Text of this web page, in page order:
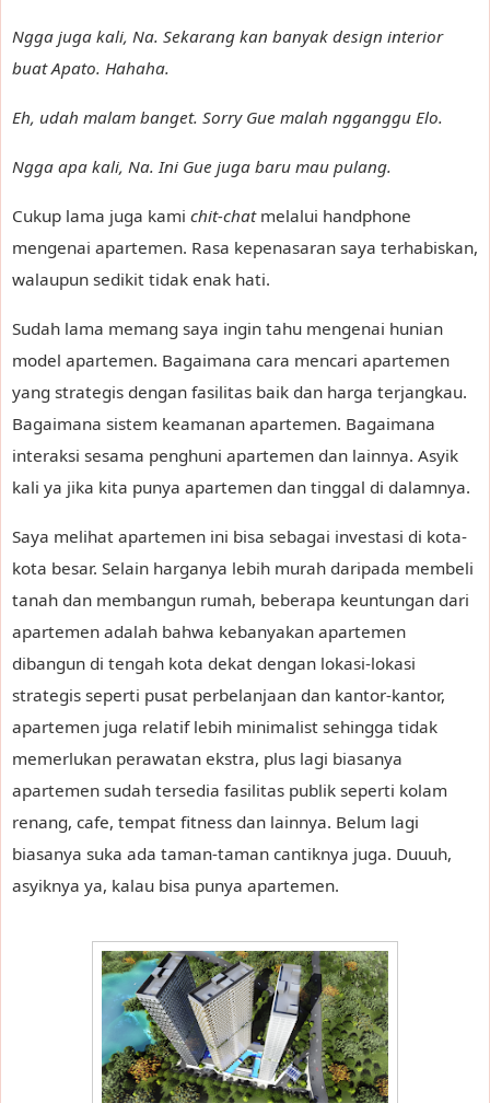
Ngga juga kali, Na. Sekarang kan banyak design interior
buat Apato. Hahaha.
Eh, udah malam banget. Sorry Gue malah ngganggu Elo.
Ngga apa kali, Na. Ini Gue juga baru mau pulang.
Cukup lama juga kami chit-chatmelalui handphone
mengenai apartemen. Rasa kepenasaran saya terhabiskan,
walaupun sedikit tidak enak hati.
Sudah lama memang saya ingin tahu mengenai hunian
model apartemen. Bagaimana cara mencari apartemen
yang strategis dengan fasilitas baik dan harga terjangkau.
Bagaimana sistem keamanan apartemen. Bagaimana
interaksi sesama penghuni apartemen dan lainnya. Asyik
kali ya jika kita punya apartemen dan tinggal di dalamnya.
Saya melihat apartemen ini bisa sebagai investasi di kota-
kota besar. Selain harganya lebih murah daripada membeli
tanah dan membangun rumah, beberapa keuntungan dari
apartemen adalah bahwa kebanyakan apartemen
dibangun di tengah kota dekat dengan lokasi-lokasi
strategis seperti pusat perbelanjaan dan kantor-kantor,
apartemen juga relatif lebih minimalist sehingga tidak
memerlukan perawatan ekstra, plus lagi biasanya
apartemen sudah tersedia fasilitas publik seperti kolam
renang, cafe, tempat fitness dan lainnya. Belum lagi
biasanya suka ada taman-taman cantiknya juga. Duuuh,
asyiknya ya, kalau bisa punya apartemen.